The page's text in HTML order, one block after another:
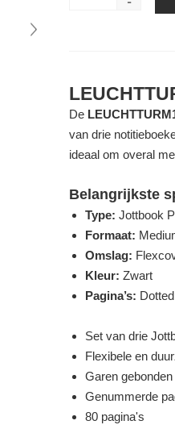
De
van drie
ideaal om overal
Belangrijkste
Type: Jottbook
Formaat:
Omslag:
Kleur: Zwart
Pagina’s: Dotted
Set van drie
Flexibele en
Garen
Genummerde
80 pagina's